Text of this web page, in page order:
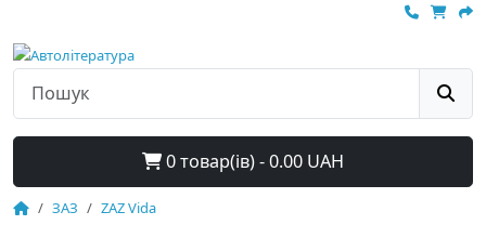
0 товар(ів) - 0.00 UAH
ЗАЗ ZAZ Vida